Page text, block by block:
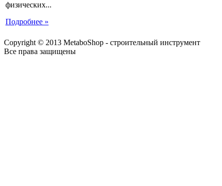
физических...
Подробнее »
Copyright © 2013 MetaboShop - строительный инструмент
Все права защищены